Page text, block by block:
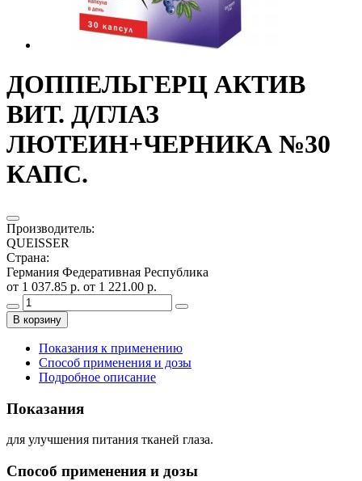
ДОППЕЛЬГЕРЦ АКТИВ
ВИТ. Д/ГЛАЗ
ЛЮТЕИН+ЧЕРНИКА №30
КАПС.
Производитель:
QUEISSER
Страна:
Германия Федеративная Республика
от 1 037.85 р. от 1 221.00 р.
В корзину
Показания к применению
Способ применения и дозы
Подробное описание
Показания
для улучшения питания тканей глаза.
Способ применения и дозы